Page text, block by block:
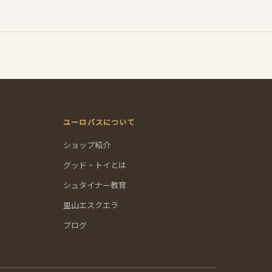
ユーロバスについて
ショップ紹介
グッド・トイとは
シュタイナー教育
里山エスクエラ
ブログ